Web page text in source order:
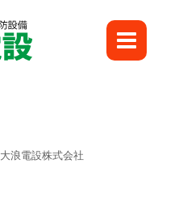
大浪電設株式会社